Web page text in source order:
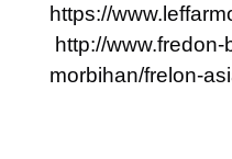
https://
http://
morbihan/frelon-